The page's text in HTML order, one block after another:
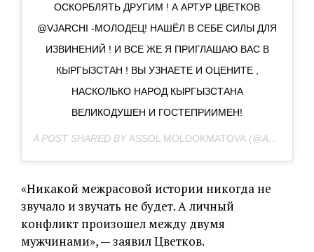
ОСКОРБЛЯТЬ ДРУГИМ ! А АРТУР ЦВЕТКОВ
@VJARCHI -МОЛОДЕЦ! НАШЁЛ В СЕБЕ СИЛЫ ДЛЯ
ИЗВИНЕНИЙ ! И ВСЕ ЖЕ Я ПРИГЛАШАЮ ВАС В
КЫРГЫЗСТАН ! ВЫ УЗНАЕТЕ И ОЦЕНИТЕ ,
НАСКОЛЬКО НАРОД КЫРГЫЗСТАНА
ВЕЛИКОДУШЕН И ГОСТЕПРИИМЕН!
A POST SHARED BY ASSOL MOLDOKMATOVA (@ASSOL_MOLDOKMATOVA) ON
«Никакой межрасовой истории никогда не
звучало и звучать не будет. А личный
конфликт произошел между двумя
мужчинами», — заявил Цветков.